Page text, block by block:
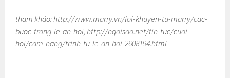
tham khảo: http://www.marry.vn/loi-khuyen-tu-marry/cac-
buoc-trong-le-an-hoi, http://ngoisao.net/tin-tuc/cuoi-
hoi/cam-nang/trinh-tu-le-an-hoi-2608194.html